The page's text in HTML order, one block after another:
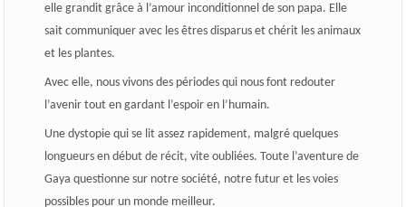
elle grandit grâce à l’amour inconditionnel de son papa. Elle
sait communiquer avec les êtres disparus et chérit les animaux
et les plantes.
Avec elle, nous vivons des périodes qui nous font redouter
l’avenir tout en gardant l’espoir en l’humain.
Une dystopie qui se lit assez rapidement, malgré quelques
longueurs en début de récit, vite oubliées. Toute l’aventure de
Gaya questionne sur notre société, notre futur et les voies
possibles pour un monde meilleur.